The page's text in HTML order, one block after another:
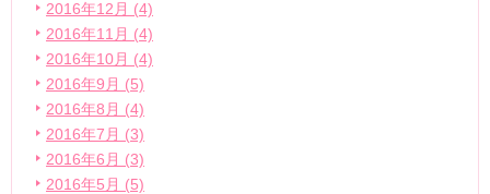
2016年12月 (4)
2016年11月 (4)
2016年10月 (4)
2016年9月 (5)
2016年8月 (4)
2016年7月 (3)
2016年6月 (3)
2016年5月 (5)